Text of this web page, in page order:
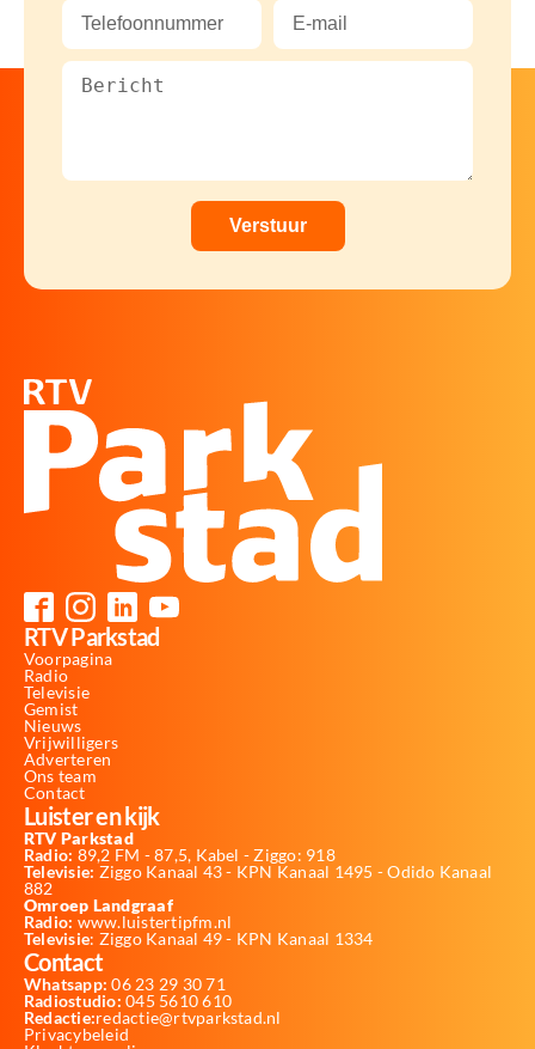
RTV Parkstad
Voorpagina
Radio
Televisie
Gemist
Nieuws
Vrijwilligers
Adverteren
Ons team
Contact
Luister en kijk
RTV Parkstad
Radio: 89,2 FM - 87,5, Kabel - Ziggo: 918
Televisie: Ziggo Kanaal 43 - KPN Kanaal 1495 - Odido Kanaal
882
Omroep Landgraaf
Radio: www.luistertipfm.nl
Televisie: Ziggo Kanaal 49 - KPN Kanaal 1334
Contact
Whatsapp: 06 23 29 30 71
Radiostudio: 045 5610 610
Redactie:redactie@rtvparkstad.nl
Privacybeleid